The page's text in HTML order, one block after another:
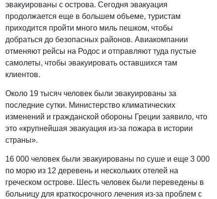
эвакуированы с острова. Сегодня эвакуация
продолжается еще в большем объеме, туристам
приходится пройти много миль пешком, чтобы
добраться до безопасных районов. Авиакомпании
отменяют рейсы на Родос и отправляют туда пустые
самолеты, чтобы эвакуировать оставшихся там
клиентов.
Около 19 тысяч человек были эвакуированы за
последние сутки. Министерство климатических
изменений и гражданской обороны Греции заявило, что
это «крупнейшая эвакуация из-за пожара в истории
страны».
16 000 человек были эвакуированы по суше и еще 3 000
по морю из 12 деревень и нескольких отелей на
греческом острове. Шесть человек были переведены в
больницу для краткосрочного лечения из-за проблем с